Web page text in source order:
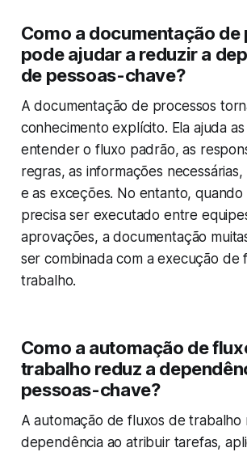
Como a documentação de
pode ajudar a reduzir a
de pessoas-chave?
A documentação de processos
conhecimento explícito. Ela ajuda
entender o fluxo padrão, as
regras, as informações
e as exceções. No entanto, quando
precisa ser executado entre
aprovações, a documentação
ser combinada com a execução de
trabalho.
Como a automação de
trabalho reduz a
pessoas-chave?
A automação de fluxos de trabalho
dependência ao atribuir tarefas,